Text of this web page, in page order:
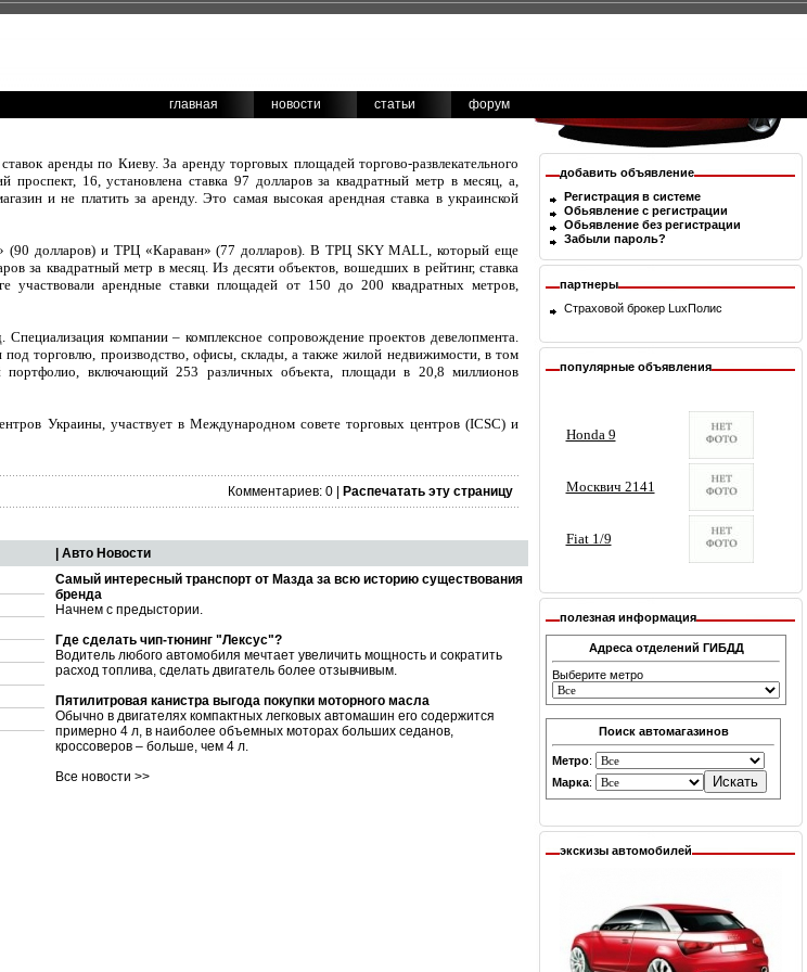
главная новости статьи форум
аренды по Киеву. За аренду торговых площадей торгово-развлекательного
16, установлена ставка 97 долларов за квадратный метр в месяц, а,
и не платить за аренду. Это самая высокая арендная ставка в украинской
(90 долларов) и ТРЦ «Караван» (77 долларов). В ТРЦ SKY MALL, который еще
за квадратный метр в месяц. Из десяти объектов, вошедших в рейтинг, ставка
арендные ставки площадей от 150 до 200 квадратных метров,
компании – комплексное сопровождение проектов девелопмента.
торговлю, производство, офисы, склады, а также жилой недвижимости, в том
портфолио, включающий 253 различных объекта, площади в 20,8 миллионов
Украины, участвует в Международном совете торговых центров (ICSC) и
Комментариев: 0 | Распечатать эту страницу
| Авто Новости
Самый интересный транспорт от Мазда за всю историю существования
бренда
Начнем с предыстории.
Где сделать чип-тюнинг "Лексус"?
Водитель любого автомобиля мечтает увеличить мощность и сократить
расход топлива, сделать двигатель более отзывчивым.
Пятилитровая канистра выгода покупки моторного масла
Обычно в двигателях компактных легковых автомашин его содержится
примерно 4 л, в наиболее объемных моторах больших седанов,
кроссоверов – больше, чем 4 л.
Все новости >>
добавить объявление
Регистрация в системе
Обьявление с регистрации
Обьявление без регистрации
Забыли пароль?
партнеры
Страховой брокер LuxПолис
популярные объявления
полезная информация
Адреса отделений ГИБДД
Выберите метро
Поиск автомагазинов
Метро:
Марка:
экскизы автомобилей